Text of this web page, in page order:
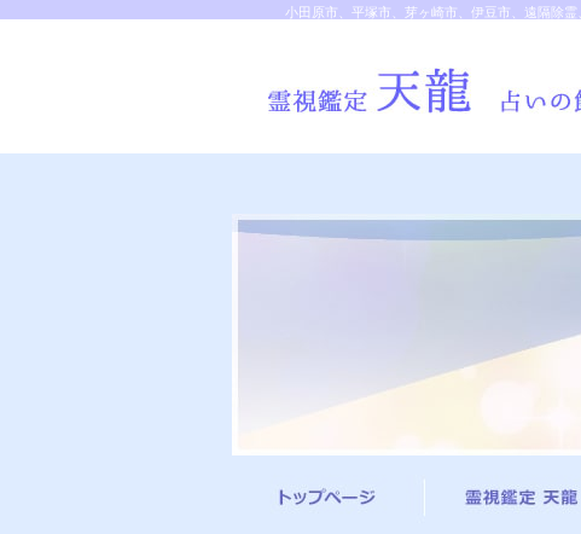
小田原市、平塚市、芽ヶ崎市、伊豆市、遠隔除